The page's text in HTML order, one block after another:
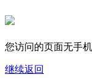
您访问的页面无手
继续返回